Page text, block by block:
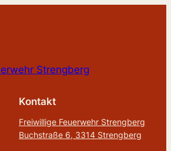
Strengberg
Kontakt
Freiwillige Feuerwehr Strengberg
Buchstraße 6, 3314 Strengberg